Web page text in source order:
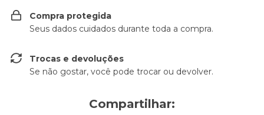
Compra protegida
Seus dados cuidados durante toda a compra.
Trocas e devoluções
Se não gostar, você pode trocar ou devolver.
Compartilhar: